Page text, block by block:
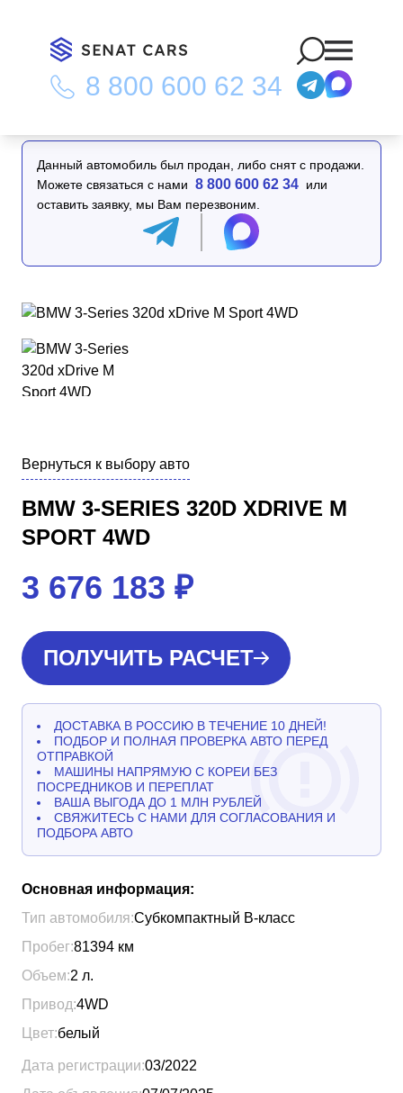
8 800 600 62 34
Главная Каталог/BMW 3-Series 320d xDrive M Sport 4WD
Данный автомобиль был продан, либо снят с продажи.
Можете связаться с нами 8 800 600 62 34 или
оставить заявку, мы Вам перезвоним.
Вернуться к выбору авто
BMW 3-SERIES 320D XDRIVE M
SPORT 4WD
3 676 183 ₽
ПОЛУЧИТЬ РАСЧЕТ
ДОСТАВКА В РОССИЮ В ТЕЧЕНИЕ 10 ДНЕЙ!
ПОДБОР И ПОЛНАЯ ПРОВЕРКА АВТО ПЕРЕД
ОТПРАВКОЙ
МАШИНЫ НАПРЯМУЮ С КОРЕИ БЕЗ
ПОСРЕДНИКОВ И ПЕРЕПЛАТ
ВАША ВЫГОДА ДО 1 МЛН РУБЛЕЙ
СВЯЖИТЕСЬ С НАМИ ДЛЯ СОГЛАСОВАНИЯ И
ПОДБОРА АВТО
Основная информация:
Тип автомобиля:Субкомпактный B-класс
Пробег:81394 км
Объем:2 л.
Привод:4WD
Цвет:белый
Дата регистрации:03/2022